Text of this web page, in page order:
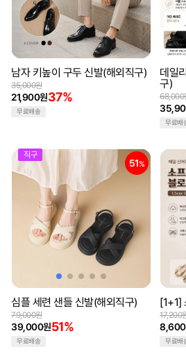
남자 키높이 구두 신발(해외직구)
21,900원37%
35,000원
무료배송
데일
구)
68,000
무료배
직구
51%
심플 세련 샌들 신발(해외직구)
39,000원51%
79,000원
무료배송
[1+1]
8,600
17,200
무료배